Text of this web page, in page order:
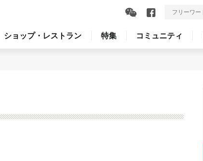
ショップ・レストラン 特集 コミュニティ